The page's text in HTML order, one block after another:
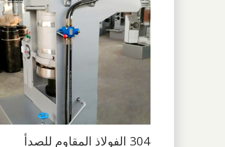
304 الفولاذ المقاوم للصدأ